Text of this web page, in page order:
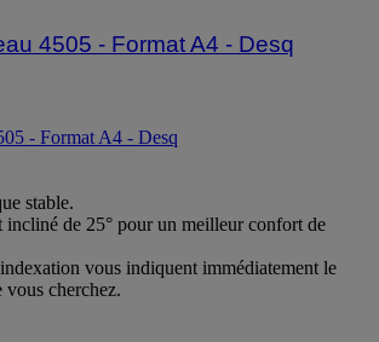
4505 - Format A4 - Desq
- Format A4 - Desq
stable.
incliné de 25° pour un meilleur confort de
vous indiquent immédiatement le
vous cherchez.